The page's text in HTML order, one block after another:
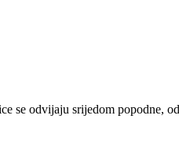
se odvijaju srijedom popodne,